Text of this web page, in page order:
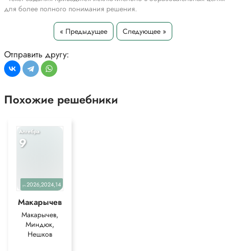
для более полного понимания решения.
« Предыдущее Следующее »
Отправить другу:
Похожие решебники
Алгебра
9
уч.2026,2024,14
Макарычев
Макарычев,
Миндюк,
Нешков